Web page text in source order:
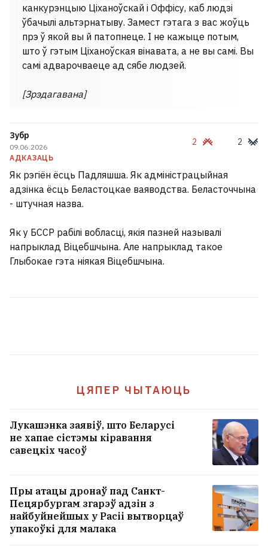
канкурэнцыю Ціханоўскай і Оффісу, каб людзі
ўбачылі альтэрнатыву. Замест гэтага з вас жоўць
прэ ў якой вы й патопнеце. І не кажыце потым,
што ў гэтым Ціханоўская вінавата, а не вы самі. Вы
самі адварочваеце ад сябе людзей.
[Зрэдагавана]
Зубр
09.06.2026
АДКАЗАЦЬ
2 2
Як рэгіён ёсць Падляшша. Як адміністрацыйная
адзінка ёсць Беластоцкае ваяводства. Беласточчына
- штучная назва.
Як у БССР рабілі вобласці, якія пазней называлі
напрыклад Віцебшчына. Але напрыклад такое
Глыбокае гэта ніякая Віцебшчына.
ЦЯПЕР ЧЫТАЮЦЬ
Лукашэнка заявіў, што Беларусі
не хапае сістэмы кіравання
савецкіх часоў
Пры атацы дронаў пад Санкт-
Пецярбургам згарэў адзін з
найбуйнейшых у Расіі вытворцаў
упакоўкі для малака
Сын дэпартаванага салдата арміі
Андэрса з-пад Навагрудка
адсудзіў $180 тысяч за пакуты
бацькі ў савецкім лагеры
Беларускі мужчынскі хор «Касары»